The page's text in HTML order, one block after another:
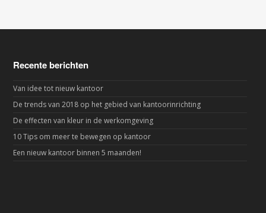
Recente berichten
Van idee tot nieuw kantoor
De trends van 2018 op het gebied van kantoorinrichting
De effecten van kleur in de werkomgeving
10 Tips om meer te bewegen op kantoor
Een nieuw kantoor binnen 5 maanden!